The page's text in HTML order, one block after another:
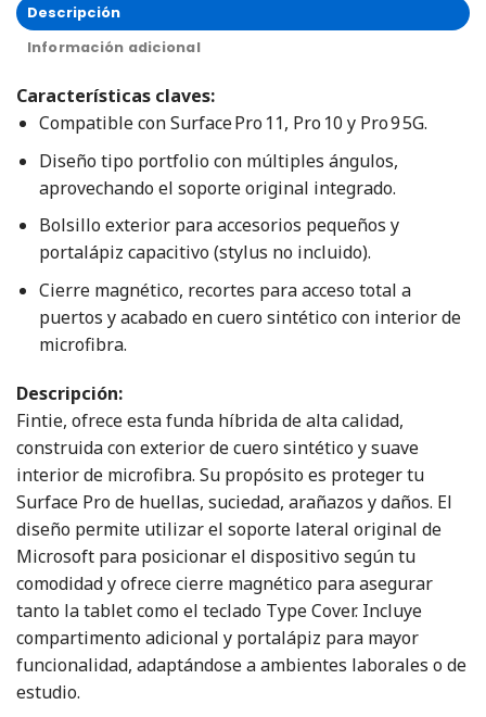
Descripción
Información adicional
Características claves:
Compatible con Surface Pro 11, Pro 10 y Pro 9 5G.
Diseño tipo portfolio con múltiples ángulos,
aprovechando el soporte original integrado.
Bolsillo exterior para accesorios pequeños y
portalápiz capacitivo (stylus no incluido).
Cierre magnético, recortes para acceso total a
puertos y acabado en cuero sintético con interior de
microfibra.
Descripción:
Fintie, ofrece esta funda híbrida de alta calidad,
construida con exterior de cuero sintético y suave
interior de microfibra. Su propósito es proteger tu
Surface Pro de huellas, suciedad, arañazos y daños. El
diseño permite utilizar el soporte lateral original de
Microsoft para posicionar el dispositivo según tu
comodidad y ofrece cierre magnético para asegurar
tanto la tablet como el teclado Type Cover. Incluye
compartimento adicional y portalápiz para mayor
funcionalidad, adaptándose a ambientes laborales o de
estudio.